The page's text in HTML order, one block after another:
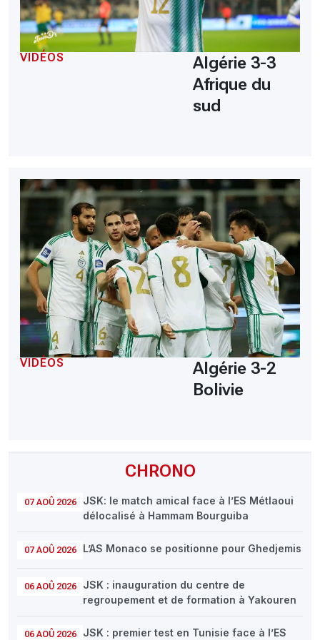
CHRONO
07 AOÛ 2026
JSK: le match amical face à l’ES Métlaoui
délocalisé à Hammam Bourguiba
07 AOÛ 2026 L’AS Monaco se positionne pour Ghedjemis
06 AOÛ 2026
JSK : inauguration du centre de
regroupement et de formation à Yakouren
06 AOÛ 2026
JSK : premier test en Tunisie face à l’ES
VIDÉOS
Algérie 3-3
Afrique du
sud
VIDÉOS
Algérie 3-2
Bolivie